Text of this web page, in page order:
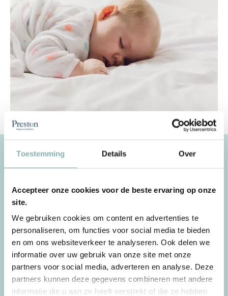
Toestemming Details Over
Accepteer onze cookies voor de beste ervaring op onze
site.
We gebruiken cookies om content en advertenties te
personaliseren, om functies voor social media te bieden
en om ons websiteverkeer te analyseren. Ook delen we
informatie over uw gebruik van onze site met onze
partners voor social media, adverteren en analyse. Deze
partners kunnen deze gegevens combineren met andere
informatie die u aan ze heeft verstrekt of die ze hebben
De Preston verkooppunten
verkooppunten verspreid door heel Nederland, is er altijd een
verkooppunt bij u in de buurt. De specialisten in deze winkels zijn er
trots op om u te helpen met eersteklas service en het aanbieden van de
Preston Slaapcomfort collectie.
Bekijk onze verkooppunten